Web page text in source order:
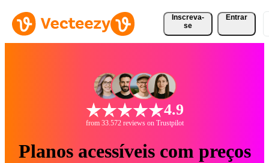
Inscreva-
se
Entrar
4.9
from 33.572 reviews on Trustpilot
Planos acessíveis com preços